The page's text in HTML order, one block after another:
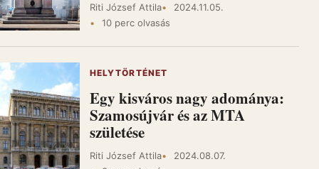
Riti József Attila
2024.11.05.
10 perc olvasás
HELYTÖRTÉNET
Egy kisváros nagy adománya:
Szamosújvár és az MTA
születése
Riti József Attila
2024.08.07.